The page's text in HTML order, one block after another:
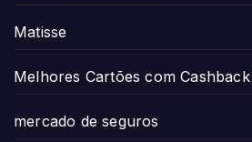
Matisse
Melhores Cartões com Cashback
mercado de seguros